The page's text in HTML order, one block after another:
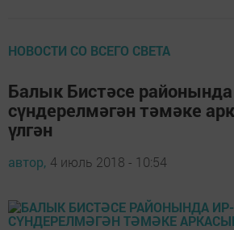
НОВОСТИ СО ВСЕГО СВЕТА
Балык Бистәсе
сүндерелмәгән тәмәке
үлгән
автор, 4 июль 2018 - 10:54